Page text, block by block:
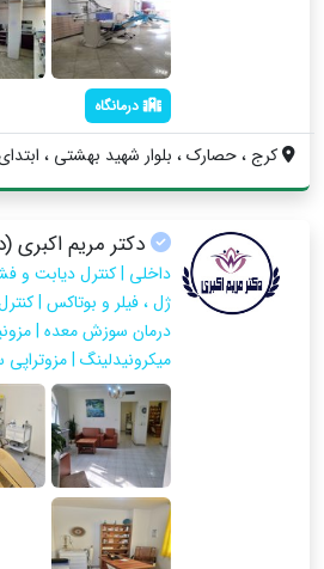
درمانگاه
کرج ، حصارک ، بلوار شهید بهشتی ، ابتدای
دکتر مریم
داخلی | کنترل دیابت و
ژل ، فیلر و بوتاکس |
درمان سوزش معده |
میکرونیدلینگ |